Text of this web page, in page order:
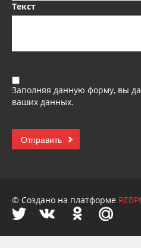
Текст
Заполняя данную форму, вы
ваших данных.
© Создано на платформе